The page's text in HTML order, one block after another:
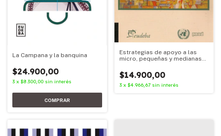
La Campana y la banquina
$24.900,00
3 x $8.300,00 sin interés
Estrategias de apoyo a las
micro, pequeñas y medianas
$14.900,00
3 x $4.966,67 sin interés